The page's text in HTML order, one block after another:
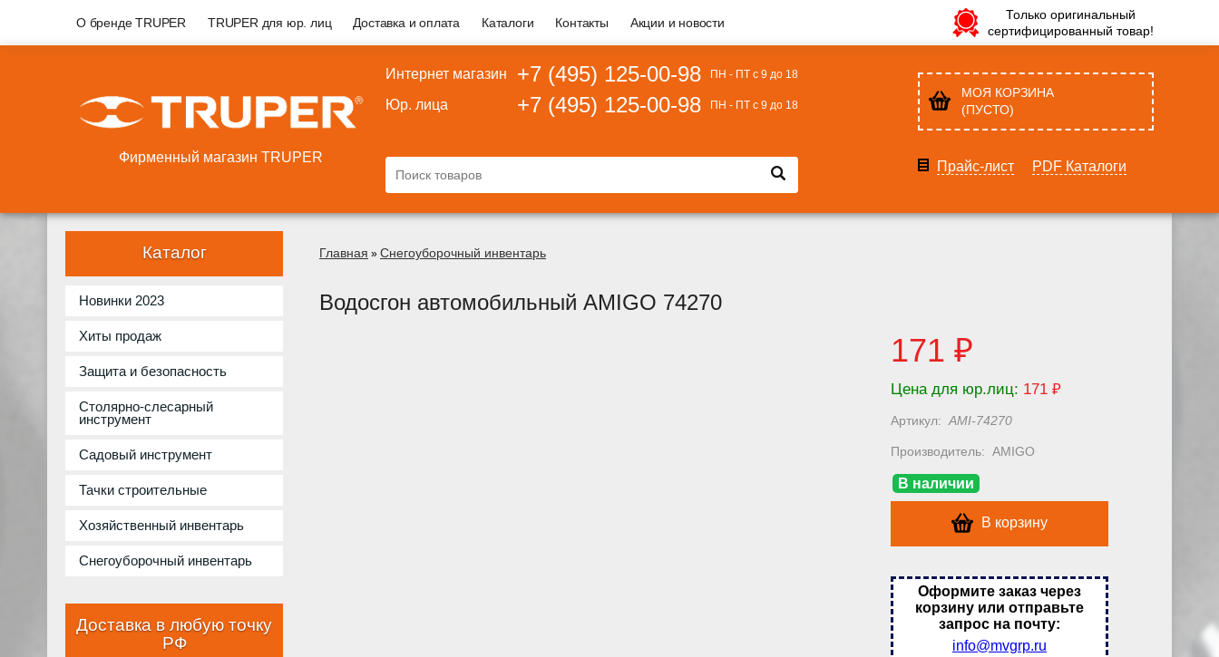
О бренде TRUPER TRUPER для юр. лиц Доставка и оплата Каталоги Контакты Акции и новости
Только оригинальный
сертифицированный товар!
Фирменный магазин TRUPER
Интернет магазин +7 (495) 125-00-98 ПН - ПТ с 9 до 18
Юр. лица +7 (495) 125-00-98 ПН - ПТ с 9 до 18
МОЯ КОРЗИНА
(ПУСТО)
Прайс-лист PDF Каталоги
Каталог
Новинки 2023
Хиты продаж
Защита и безопасность
Столярно-слесарный
инструмент
Садовый инструмент
Тачки строительные
Хозяйственный инвентарь
Снегоуборочный инвентарь
Доставка в любую точку
РФ
Главная » Снегоуборочный инвентарь
Водосгон автомобильный AMIGO 74270
171 ₽
Цена для юр.лиц: 171 ₽
Артикул: AMI-74270
Производитель: AMIGO
В наличии
В корзину
Оформите заказ через
корзину или отправьте
запрос на почту:
info@mvgrp.ru